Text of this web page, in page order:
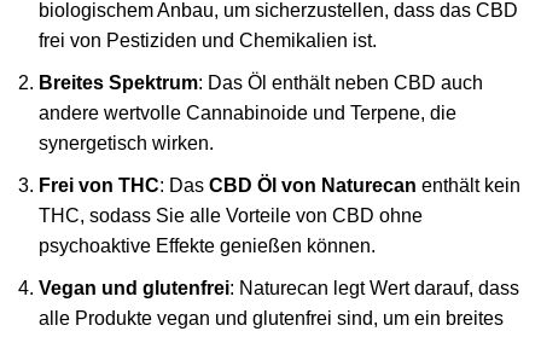
biologischem Anbau, um sicherzustellen, dass das CBD
frei von Pestiziden und Chemikalien ist.
Breites Spektrum: Das Öl enthält neben CBD auch
andere wertvolle Cannabinoide und Terpene, die
synergetisch wirken.
Frei von THC: Das CBD Öl von Naturecan enthält kein
THC, sodass Sie alle Vorteile von CBD ohne
psychoaktive Effekte genießen können.
Vegan und glutenfrei: Naturecan legt Wert darauf, dass
alle Produkte vegan und glutenfrei sind, um ein breites